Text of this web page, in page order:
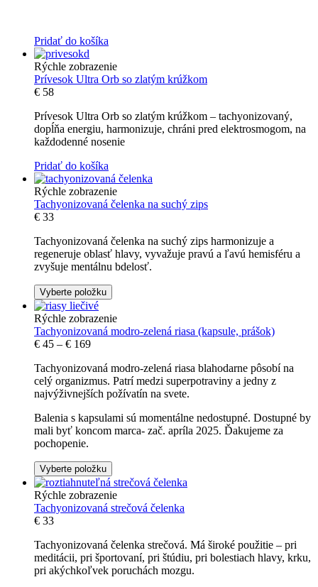
Pridať do košíka
Rýchle zobrazenie
Prívesok Ultra Orb so zlatým krúžkom
€ 58
Prívesok Ultra Orb so zlatým krúžkom – tachyonizovaný,
dopĺňa energiu, harmonizuje, chráni pred elektrosmogom, na
každodenné nosenie
Pridať do košíka
Rýchle zobrazenie
Tachyonizovaná čelenka na suchý zips
€ 33
Tachyonizovaná čelenka na suchý zips harmonizuje a
regeneruje oblasť hlavy, vyvažuje pravú a ľavú hemisféru a
zvyšuje mentálnu bdelosť.
Vyberte položku
Rýchle zobrazenie
Tachyonizovaná modro-zelená riasa (kapsule, prášok)
€ 45 – € 169
Tachyonizovaná modro-zelená riasa blahodarne pôsobí na
celý organizmus. Patrí medzi superpotraviny a jedny z
najvýživnejších požívatín na svete.
Balenia s kapsulami sú momentálne nedostupné. Dostupné by
mali byť koncom marca- zač. apríla 2025. Ďakujeme za
pochopenie.
Vyberte položku
Rýchle zobrazenie
Tachyonizovaná strečová čelenka
€ 33
Tachyonizovaná čelenka strečová. Má široké použitie – pri
meditácii, pri športovaní, pri štúdiu, pri bolestiach hlavy, krku,
pri akýchkoľvek poruchách mozgu.